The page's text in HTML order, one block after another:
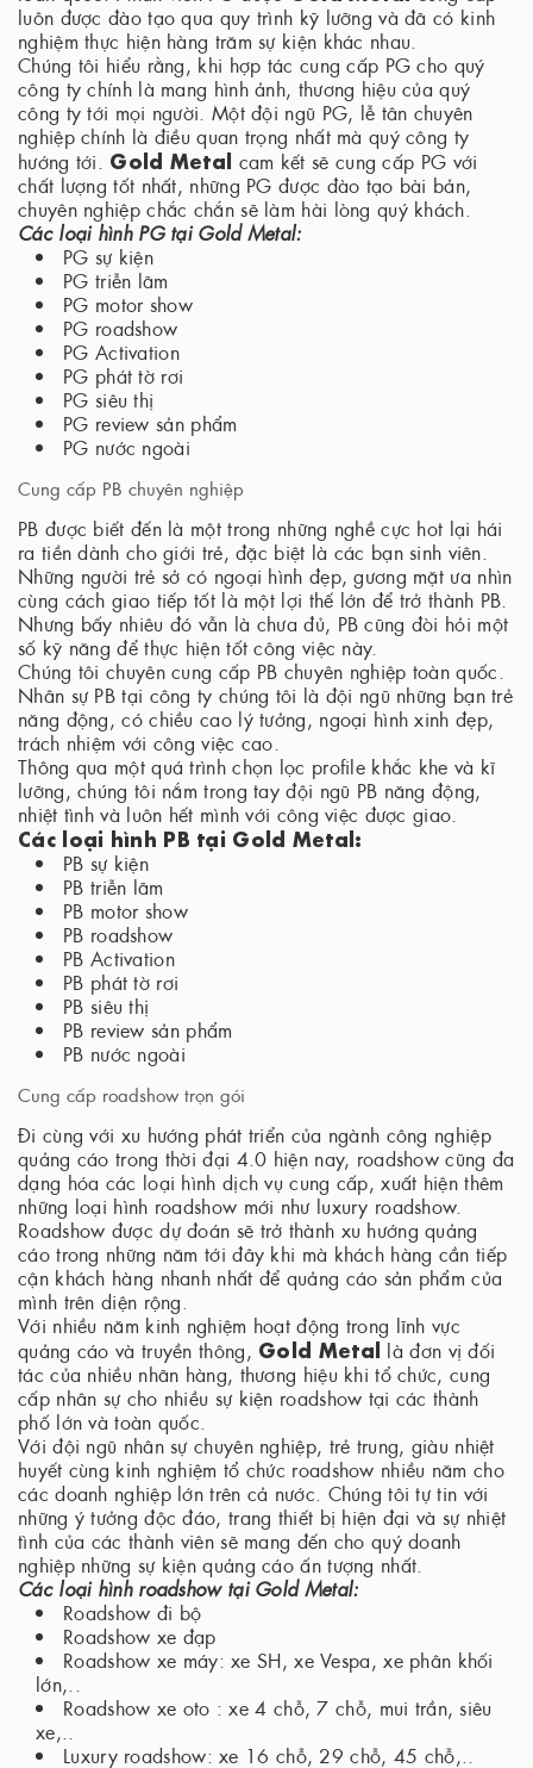
luôn được đào tạo qua quy trình kỹ lưỡng và đã có kinh
nghiệm thực hiện hàng trăm sự kiện khác nhau.
Chúng tôi hiểu rằng, khi hợp tác cung cấp PG cho quý
công ty chính là mang hình ảnh, thương hiệu của quý
công ty tới mọi người. Một đội ngũ PG, lễ tân chuyên
nghiệp chính là điều quan trọng nhất mà quý công ty
hướng tới. Gold Metal cam kết sẽ cung cấp PG với
chất lượng tốt nhất, những PG được đào tạo bài bản,
chuyên nghiệp chắc chắn sẽ làm hài lòng quý khách.
Các loại hình PG tại Gold Metal:
PG sự kiện
PG triễn lãm
PG motor show
PG roadshow
PG Activation
PG phát tờ rơi
PG siêu thị
PG review sản phẩm
PG nước ngoài
Cung cấp PB chuyên nghiệp
PB được biết đến là một trong những nghề cực hot lại hái
ra tiền dành cho giới trẻ, đặc biệt là các bạn sinh viên.
Những người trẻ sở có ngoại hình đẹp, gương mặt ưa nhìn
cùng cách giao tiếp tốt là một lợi thế lớn để trở thành PB.
Nhưng bấy nhiêu đó vẫn là chưa đủ, PB cũng đòi hỏi một
số kỹ năng để thực hiện tốt công việc này.
Chúng tôi chuyên cung cấp PB chuyên nghiệp toàn quốc.
Nhân sự PB tại công ty chúng tôi là đội ngũ những bạn trẻ
năng động, có chiều cao lý tưởng, ngoại hình xinh đẹp,
trách nhiệm với công việc cao.
Thông qua một quá trình chọn lọc profile khắc khe và kĩ
lưỡng, chúng tôi nắm trong tay đội ngũ PB năng động,
nhiệt tình và luôn hết mình với công việc được giao.
Các loại hình PB tại Gold Metal:
PB sự kiện
PB triễn lãm
PB motor show
PB roadshow
PB Activation
PB phát tờ rơi
PB siêu thị
PB review sản phẩm
PB nước ngoài
Cung cấp roadshow trọn gói
Đi cùng với xu hướng phát triển của ngành công nghiệp
quảng cáo trong thời đại 4.0 hiện nay, roadshow cũng đa
dạng hóa các loại hình dịch vụ cung cấp, xuất hiện thêm
những loại hình roadshow mới như luxury roadshow.
Roadshow được dự đoán sẽ trở thành xu hướng quảng
cáo trong những năm tới đây khi mà khách hàng cần tiếp
cận khách hàng nhanh nhất để quảng cáo sản phẩm của
mình trên diện rộng.
Với nhiều năm kinh nghiệm hoạt động trong lĩnh vực
quảng cáo và truyền thông, Gold Metal là đơn vị đối
tác của nhiều nhãn hàng, thương hiệu khi tổ chức, cung
cấp nhân sự cho nhiều sự kiện roadshow tại các thành
phố lớn và toàn quốc.
Với đội ngũ nhân sự chuyên nghiệp, trẻ trung, giàu nhiệt
huyết cùng kinh nghiệm tổ chức roadshow nhiều năm cho
các doanh nghiệp lớn trên cả nước. Chúng tôi tự tin với
những ý tưởng độc đáo, trang thiết bị hiện đại và sự nhiệt
tình của các thành viên sẽ mang đến cho quý doanh
nghiệp những sự kiện quảng cáo ấn tượng nhất.
Các loại hình roadshow tại Gold Metal:
Roadshow đi bộ
Roadshow xe đạp
Roadshow xe máy: xe SH, xe Vespa, xe phân khối
lớn,..
Roadshow xe oto : xe 4 chỗ, 7 chỗ, mui trần, siêu
xe,..
Luxury roadshow: xe 16 chỗ, 29 chỗ, 45 chỗ,..